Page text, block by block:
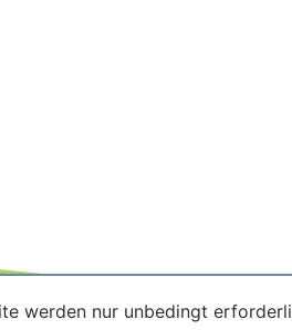
werden nur unbedingt